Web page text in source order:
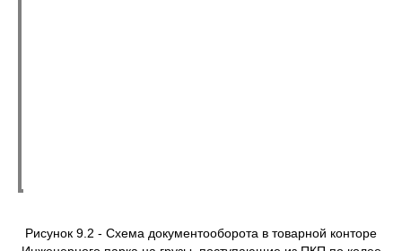
Рисунок 9.2 - Схема документооборота в товарной конторе